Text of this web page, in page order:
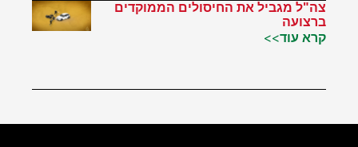
צה"ל מגביל את החיסולים הממוקדים
ברצועה
קרא עוד>>